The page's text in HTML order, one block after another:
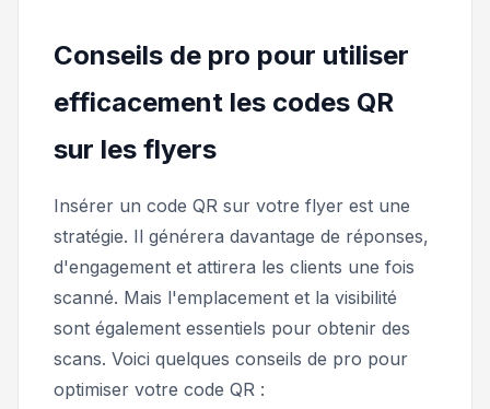
Conseils de pro pour utiliser
efficacement les codes QR
sur les flyers
Insérer un code QR sur votre flyer est une
stratégie. Il générera davantage de réponses,
d'engagement et attirera les clients une fois
scanné. Mais l'emplacement et la visibilité
sont également essentiels pour obtenir des
scans. Voici quelques conseils de pro pour
optimiser votre code QR :